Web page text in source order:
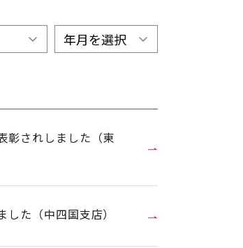
彰されしました（東
た（中四国支店）